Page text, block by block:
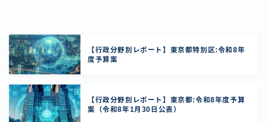
【行政分野別レポート】東京都特別区:令和8年
度予算案
【行政分野別レポート】東京都:令和8年度予算
案（令和8年1月30日公表）